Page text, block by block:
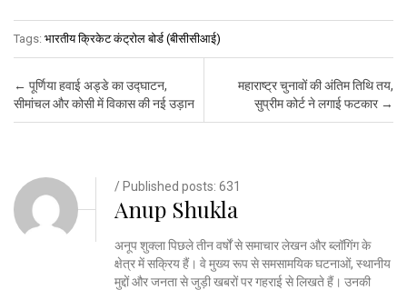
Tags: भारतीय क्रिकेट कंट्रोल बोर्ड (बीसीसीआई)
Post navigation
← पूर्णिया हवाई अड्डे का उद्घाटन,
सीमांचल और कोसी में विकास की नई उड़ान
महाराष्ट्र चुनावों की अंतिम तिथि तय,
सुप्रीम कोर्ट ने लगाई फटकार →
/ Published posts: 631
Anup Shukla
अनूप शुक्ला पिछले तीन वर्षों से समाचार लेखन और ब्लॉगिंग के
क्षेत्र में सक्रिय हैं। वे मुख्य रूप से समसामयिक घटनाओं, स्थानीय
मुद्दों और जनता से जुड़ी खबरों पर गहराई से लिखते हैं। उनकी